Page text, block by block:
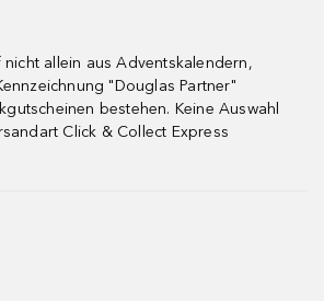
allein aus Adventskalendern,
"Douglas Partner"
bestehen. Keine Auswahl
Click & Collect Express